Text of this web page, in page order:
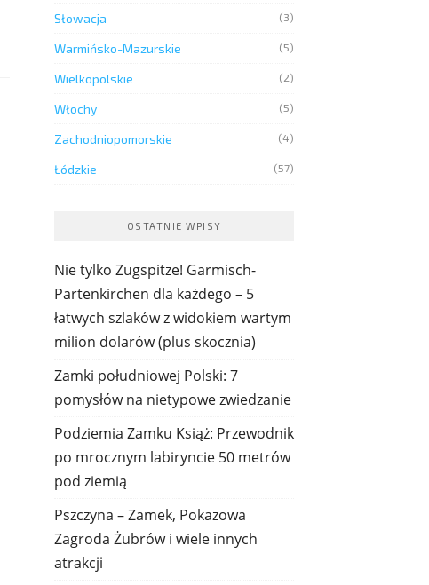
Słowacja (3)
Warmińsko-Mazurskie (5)
Wielkopolskie (2)
Włochy (5)
Zachodniopomorskie (4)
Łódzkie (57)
OSTATNIE WPISY
Nie tylko Zugspitze! Garmisch-
Partenkirchen dla każdego – 5
łatwych szlaków z widokiem wartym
milion dolarów (plus skocznia)
Zamki południowej Polski: 7
pomysłów na nietypowe zwiedzanie
Podziemia Zamku Książ: Przewodnik
po mrocznym labiryncie 50 metrów
pod ziemią
Pszczyna – Zamek, Pokazowa
Zagroda Żubrów i wiele innych
atrakcji